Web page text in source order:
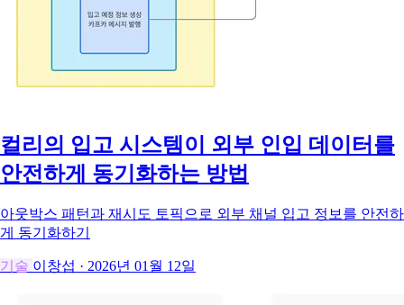
컬리의 입고 시스템이 외부 인입 데이터를
안전하게 동기화하는 방법
아웃박스 패턴과 재시도 토픽으로 외부 채널 입고 정보를 안전하
게 동기화하기
기술 이창섭 · 2026년 01월 12일